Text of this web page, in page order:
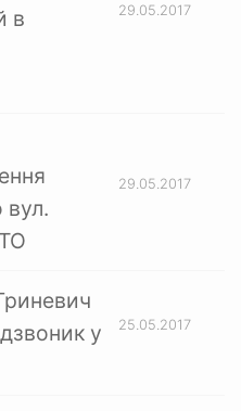
в
29.05.2017
вул.
29.05.2017
у
25.05.2017